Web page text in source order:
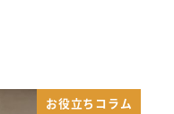
お役立ちコラム